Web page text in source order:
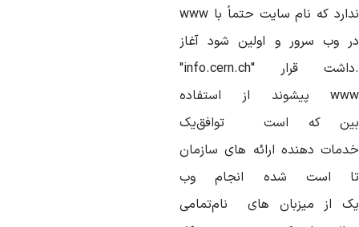
که نام سایت حتماً باwww
آغاز
شود و اولین سرور وب
"info.cern.ch"قرار
استفاده
از پیشوند
یکتوافق است که
سازمان
های ارائه دهنده
وب
انجام شده است
تمامینام های میزبان از